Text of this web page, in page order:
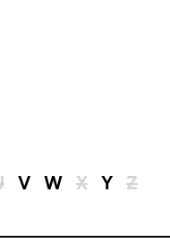
V W X Y Z